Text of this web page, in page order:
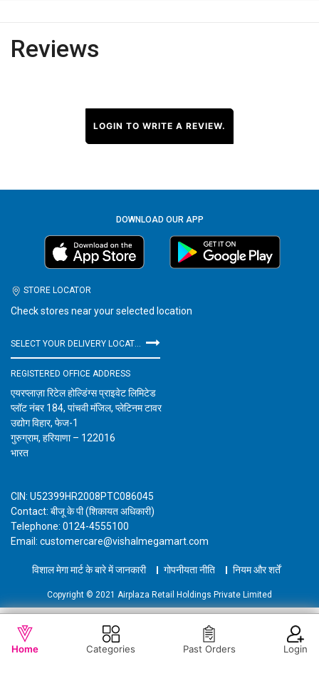
WISHLIST OUT OF STOCK
Reviews
LOGIN TO WRITE A REVIEW.
DOWNLOAD OUR APP
STORE LOCATOR
Check stores near your selected location
REGISTERED OFFICE ADDRESS
एयरप्लाज़ा रिटेल होल्डिंग्स प्राइवेट लिमिटेड
प्लॉट नंबर 184, पांचवी मंजिल, प्लेटिनम टावर
उद्योग विहार, फेज-1
गुरुग्राम, हरियाणा – 122016
भारत
CIN: U52399HR2008PTC086045
Contact: बीजू के पी (शिकायत अधिकारी)
Telephone: 0124-4555100
Email: customercare@vishalmegamart.com
विशाल मेगा मार्ट के बारे में जानकारी गोपनीयता नीति नियम और शर्तें
Copyright © 2021 Airplaza Retail Holdings Private Limited
Home Categories Past Orders Login